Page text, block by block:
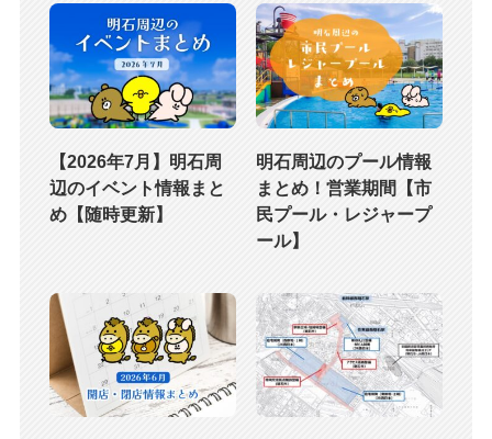
【2026年7月】明石周
辺のイベント情報まと
め【随時更新】
明石周辺のプール情報
まとめ！営業期間【市
民プール・レジャープ
ール】